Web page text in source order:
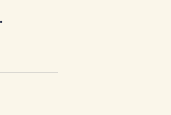
حَتّى عادَ سامِرٌ إلى الرَّواقِ المُعتادِ.